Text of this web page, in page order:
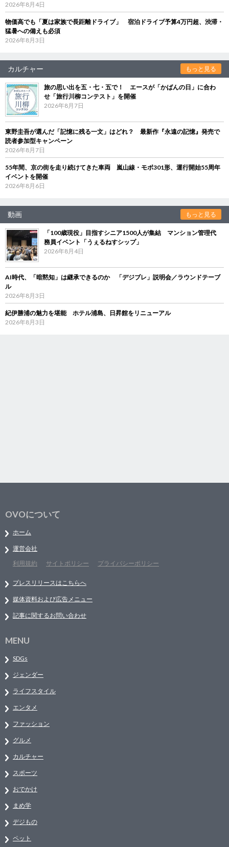
2026年8月4日
物価高でも「夏は家族で長距離ドライブ」 宿泊ドライブ予算4万円超、渋滞・
猛暑への備えも必須
2026年8月3日
カルチャー もっと見る
旅の思い出を五・七・五で！ エースが「かばんの日」に合わ
せ「旅行川柳コンテスト」を開催
2026年8月7日
東野圭吾が選んだ「記憶に残る一文」はどれ？ 最新作『永遠の記憶』発売で
読者参加型キャンペーン
2026年8月7日
55年間、京の街を走り続けてきた車両 嵐山線・モボ301形、運行開始55周年
イベントを開催
2026年8月6日
動画 もっと見る
「100歳現役」目指すシニア1500人が集結 マンション管理代
務員イベント「うぇるねすシップ」
2026年8月4日
AI時代、「暗黙知」は継承できるのか 「デジブレ」説明会／ラウンドテーブ
ル
2026年8月3日
紀伊勝浦の魅力を堪能 ホテル浦島、日昇館をリニューアル
2026年8月3日
OVOについて
ホーム
運営会社
利用規約
サイトポリシー プライバシーポリシー
プレスリリースはこちらへ
媒体資料および広告メニュー
記事に関するお問い合わせ
MENU
SDGs
ジェンダー
ライフスタイル
エンタメ
ファッション
グルメ
カルチャー
スポーツ
おでかけ
まめ学
デジもの
ペット